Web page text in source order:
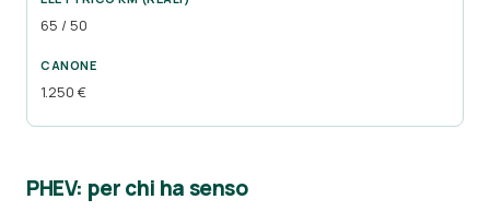
65 / 50
1.250 €
PHEV: per chi ha senso